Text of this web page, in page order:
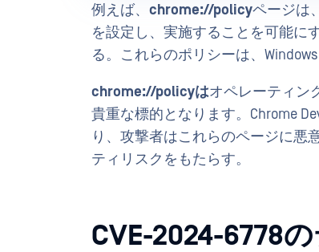
例えば、 chrome://policyページは
を設定し、実施することを可能に
る。これらのポリシーは、
chrome://policyはオペレーティン
貴重な標的となります。Chrome
り、攻撃者はこれらのページに悪
ティリスクをもたらす。
CVE-2024-6778